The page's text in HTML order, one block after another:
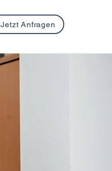
Jetzt Anfragen